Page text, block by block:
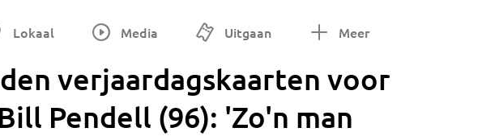
Lokaal Media Uitgaan Meer
verjaardagskaarten voor
Pendell (96): 'Zo'n man